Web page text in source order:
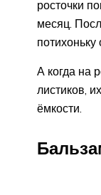
росточки
месяц.
потихоньку
А когда на
листиков,
ёмкости.